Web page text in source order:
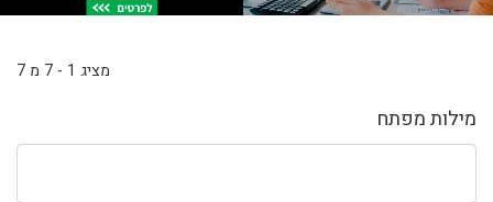
מילות מפתח
מציג 1 - 7 מ 7